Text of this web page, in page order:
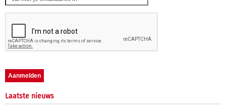
Laatste nieuws